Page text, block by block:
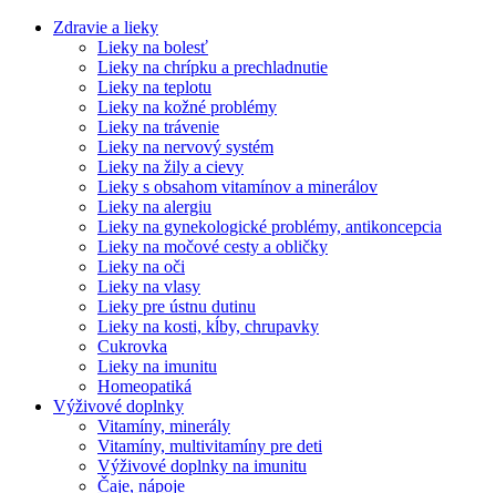
Zdravie a lieky
Lieky na bolesť
Lieky na chrípku a prechladnutie
Lieky na teplotu
Lieky na kožné problémy
Lieky na trávenie
Lieky na nervový systém
Lieky na žily a cievy
Lieky s obsahom vitamínov a minerálov
Lieky na alergiu
Lieky na gynekologické problémy, antikoncepcia
Lieky na močové cesty a obličky
Lieky na oči
Lieky na vlasy
Lieky pre ústnu dutinu
Lieky na kosti, kĺby, chrupavky
Cukrovka
Lieky na imunitu
Homeopatiká
Výživové doplnky
Vitamíny, minerály
Vitamíny, multivitamíny pre deti
Výživové doplnky na imunitu
Čaje, nápoje